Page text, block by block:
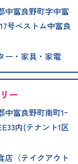
中富良野町字中富
号ベストム中富良
ー・家具・家電
ー
中富良野町南町1ｰ
内(テナント1区
店（テイクアウト